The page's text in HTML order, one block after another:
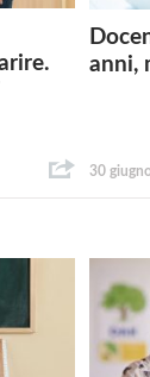
anni,
30